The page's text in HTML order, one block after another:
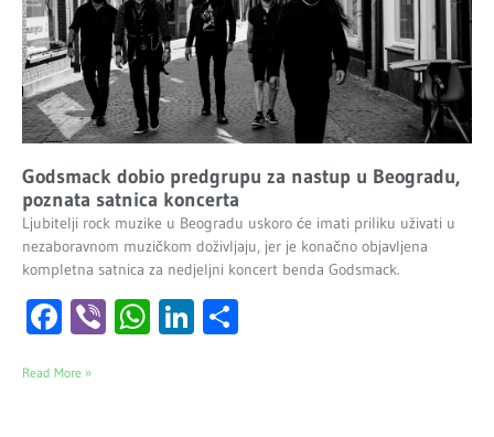
Godsmack dobio predgrupu za nastup u Beogradu,
poznata satnica koncerta
Ljubitelji rock muzike u Beogradu uskoro će imati priliku uživati u
nezaboravnom muzičkom doživljaju, jer je konačno objavljena
kompletna satnica za nedjeljni koncert benda Godsmack.
Facebook
ViberWhatsApp
LinkedIn
Read More »